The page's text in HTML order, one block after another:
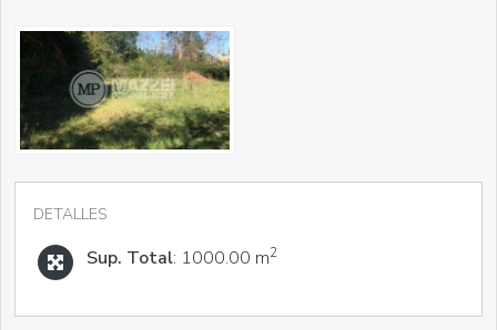
DETALLES
Sup. Total: 1000.00 m2